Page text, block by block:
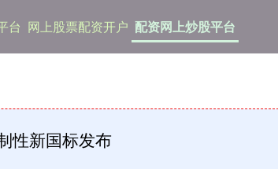
台 网上股票配资开户 配资网上炒股平台
性新国标发布